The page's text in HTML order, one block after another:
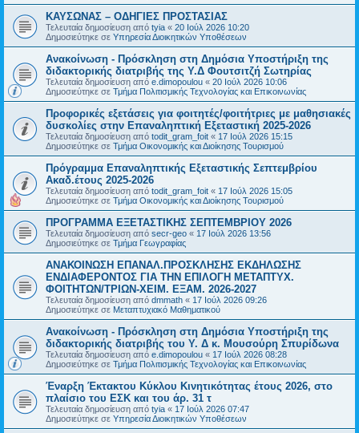
ΚΑΥΣΩΝΑΣ – ΟΔΗΓΙΕΣ ΠΡΟΣΤΑΣΙΑΣ
Τελευταία δημοσίευση από tyia « 20 Ιούλ 2026 10:20
Δημοσιεύτηκε σε Υπηρεσία Διοικητικών Υποθέσεων
Ανακοίνωση - Πρόσκληση στη Δημόσια Υποστήριξη της
διδακτορικής διατριβής της Υ.Δ Φουτσιτζή Σωτηρίας
Τελευταία δημοσίευση από e.dimopoulou « 20 Ιούλ 2026 10:06
Δημοσιεύτηκε σε Τμήμα Πολιτισμικής Τεχνολογίας και Επικοινωνίας
Προφορικές εξετάσεις για φοιτητές/φοιτήτριες με μαθησιακές
δυσκολίες στην Επαναληπτική Εξεταστική 2025-2026
Τελευταία δημοσίευση από todit_gram_foit « 17 Ιούλ 2026 15:15
Δημοσιεύτηκε σε Τμήμα Οικονομικής και Διοίκησης Τουρισμού
Πρόγραμμα Επαναληπτικής Εξεταστικής Σεπτεμβρίου
Ακαδ.έτους 2025-2026
Τελευταία δημοσίευση από todit_gram_foit « 17 Ιούλ 2026 15:05
Δημοσιεύτηκε σε Τμήμα Οικονομικής και Διοίκησης Τουρισμού
ΠΡΟΓΡΑΜΜΑ ΕΞΕΤΑΣΤΙΚΗΣ ΣΕΠΤΕΜΒΡΙΟΥ 2026
Τελευταία δημοσίευση από secr-geo « 17 Ιούλ 2026 13:56
Δημοσιεύτηκε σε Τμήμα Γεωγραφίας
ΑΝΑΚΟΙΝΩΣΗ ΕΠΑΝΑΛ.ΠΡΟΣΚΛΗΣΗΣ ΕΚΔΗΛΩΣΗΣ
ΕΝΔΙΑΦΕΡΟΝΤΟΣ ΓΙΑ ΤΗΝ ΕΠΙΛΟΓΗ ΜΕΤΑΠΤΥΧ.
ΦΟΙΤΗΤΩΝ/ΤΡΙΩΝ-ΧΕΙΜ. ΕΞΑΜ. 2026-2027
Τελευταία δημοσίευση από dmmath « 17 Ιούλ 2026 09:26
Δημοσιεύτηκε σε Μεταπτυχιακό Μαθηματικού
Ανακοίνωση - Πρόσκληση στη Δημόσια Υποστήριξη της
διδακτορικής διατριβής του Υ. Δ κ. Μουσούρη Σπυρίδωνα
Τελευταία δημοσίευση από e.dimopoulou « 17 Ιούλ 2026 08:28
Δημοσιεύτηκε σε Τμήμα Πολιτισμικής Τεχνολογίας και Επικοινωνίας
Έναρξη Έκτακτου Κύκλου Κινητικότητας έτους 2026, στο
πλαίσιο του ΕΣΚ και του άρ. 31 τ
Τελευταία δημοσίευση από tyia « 17 Ιούλ 2026 07:47
Δημοσιεύτηκε σε Υπηρεσία Διοικητικών Υποθέσεων